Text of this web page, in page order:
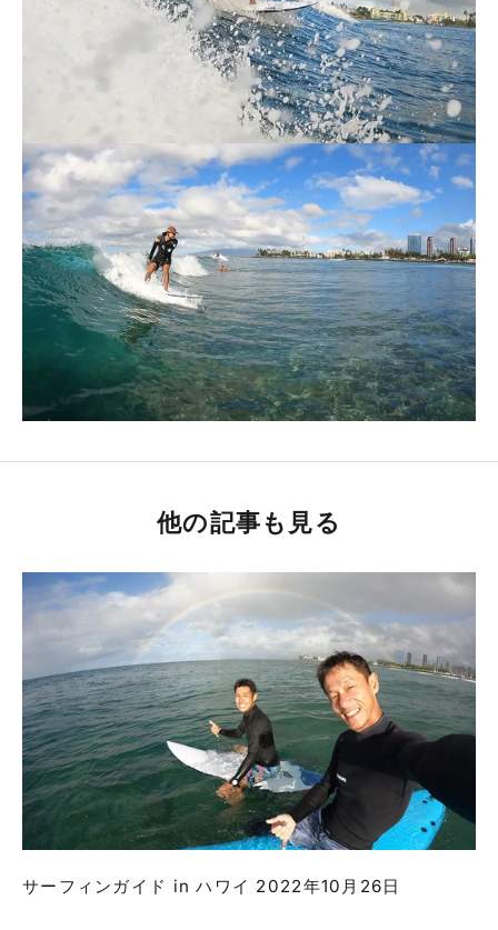
他の記事も見る
サーフィンガイド in ハワイ 2022年10月26日